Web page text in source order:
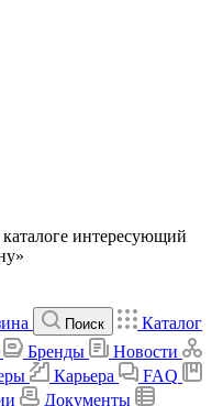
интересующий
Поиск
Каталог
Бренды
Новости
Карьера
FAQ
Документы